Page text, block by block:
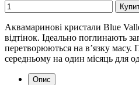
Аквамаринові кристали Blue
відтінок. Ідеально поглинають
перетворюються на в’язку масу.
середньому на один місяць для
Опис